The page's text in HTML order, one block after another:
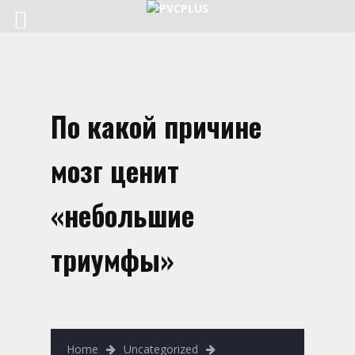
По какой причине
мозг ценит
«небольшие
триумфы»
Home Uncategorized